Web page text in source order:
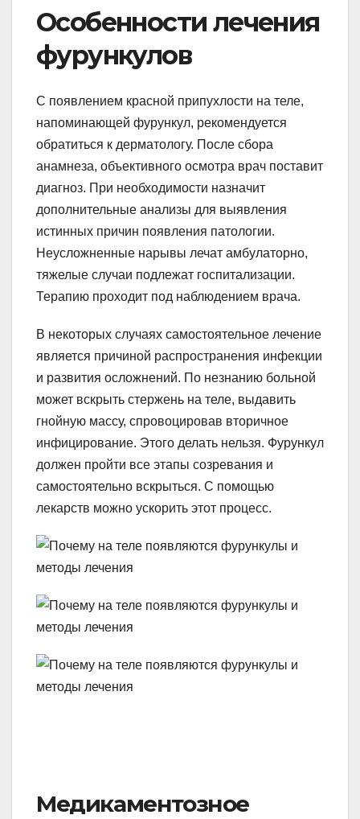
Особенности лечения
фурункулов
С появлением красной припухлости на теле,
напоминающей фурункул, рекомендуется
обратиться к дерматологу. После сбора
анамнеза, объективного осмотра врач поставит
диагноз. При необходимости назначит
дополнительные анализы для выявления
истинных причин появления патологии.
Неусложненные нарывы лечат амбулаторно,
тяжелые случаи подлежат госпитализации.
Терапию проходит под наблюдением врача.
В некоторых случаях самостоятельное лечение
является причиной распространения инфекции
и развития осложнений. По незнанию больной
может вскрыть стержень на теле, выдавить
гнойную массу, спровоцировав вторичное
инфицирование. Этого делать нельзя. Фурункул
должен пройти все этапы созревания и
самостоятельно вскрыться. С помощью
лекарств можно ускорить этот процесс.
Медикаментозное